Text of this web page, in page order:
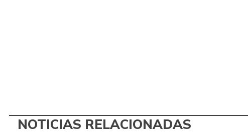
NOTICIAS RELACIONADAS